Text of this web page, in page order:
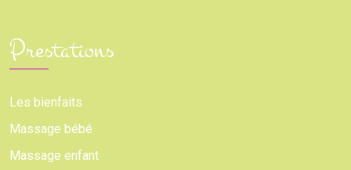
Prestations
Les bienfaits
Massage bébé
Massage enfant